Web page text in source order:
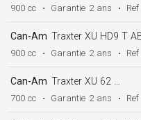
900 cc • Garantie 2 ans • Ref
Can-Am Traxter XU HD9 T
900 cc • Garantie 2 ans • Ref
Can-Am Traxter XU 62 HD7 VT TR 25 DPS 60 km/h
700 cc • Garantie 2 ans • Ref